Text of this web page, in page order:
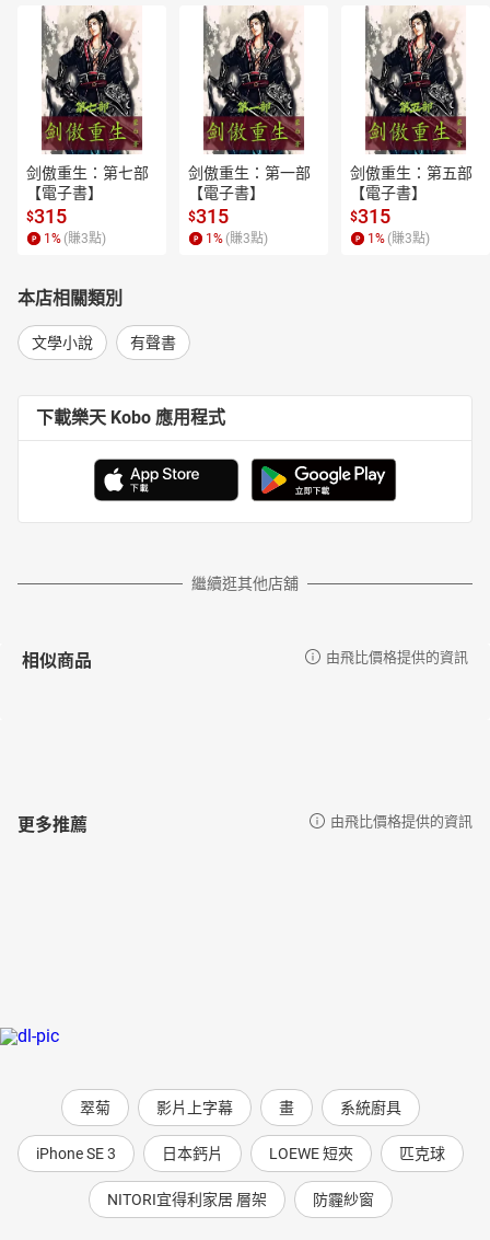
剑傲重生：第七部
【電子書】
$315
1 % (賺3點)
剑傲重生：第一部
【電子書】
$315
1 % (賺3點)
剑傲重生：第五部
【電子書】
$315
1 % (賺3點)
本店相關類別
文學小說 有聲書
下載樂天 Kobo 應用程式
繼續逛其他店舖
相似商品 由飛比價格提供的資訊
更多推薦 由飛比價格提供的資訊
翠菊 影片上字幕 畫 系統廚具
iPhone SE 3 日本鈣片 LOEWE 短夾 匹克球
NITORI宜得利家居 層架 防霾紗窗